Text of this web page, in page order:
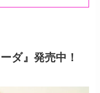
ダ』発売中！